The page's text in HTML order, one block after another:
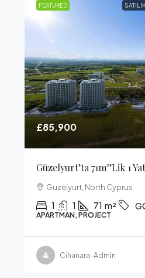
FEATURED
£85,900
Güzelyurt’ta 71m²’lik 1
Guzelyurt, North Cyprus
1 1 71 m²
APARTMAN, PROJECT
Cihanara-Admin